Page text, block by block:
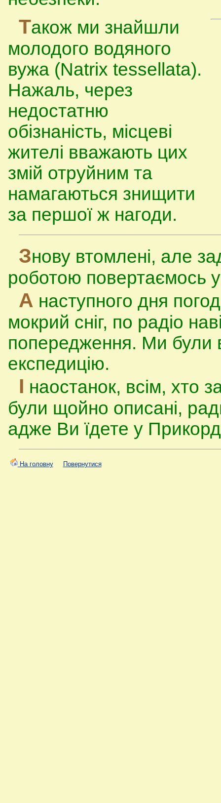
Також ми знайшли
молодого водяного
вужа (Natrix tessellata).
Нажаль, через
недостатню
обізнаність, місцеві
жителі вважають цих
змій отруйним та
намагаються знищити
за першої ж нагоди.
Знову втомлені, але
роботою повертаємось
А наступного дня
мокрий сніг, по радіо
попередження. Ми були
експедицію.
І наостанок, всім, хто
були щойно описані,
адже Ви їдете у
На головну Повернутися